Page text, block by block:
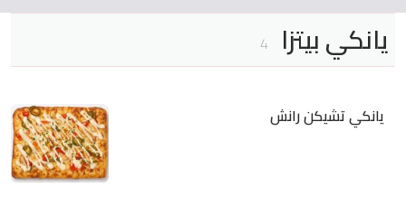
يانكي بيتزا 4
يانكي تشيكن رانش